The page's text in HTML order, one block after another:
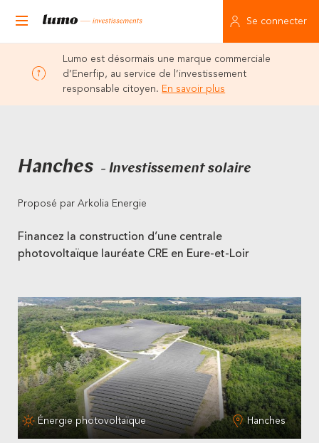
Se connecter
Lumo est désormais une marque commerciale
d’Enerfip, au service de l’investissement
responsable citoyen. En savoir plus
Hanches - Investissement solaire
Proposé par Arkolia Energie
Financez la construction d’une centrale
photovoltaïque lauréate CRE en Eure-et-Loir
Énergie photovoltaïque Hanches